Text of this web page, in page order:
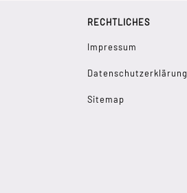
RECHTLICHES
Impressum
Datenschutzerklärung
Sitemap